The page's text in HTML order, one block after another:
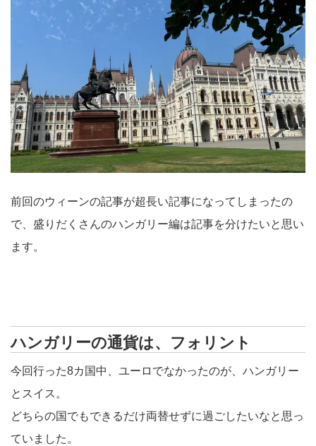
前回のウィーンの記事が超長い記事になってしまったの
で、盛りだくさんのハンガリー編は記事を分けたいと思い
ます。
ハンガリーの通貨は、フォリント
今回行った8カ国中、ユーロでなかったのが、ハンガリー
とスイス。
どちらの国でもできるだけ両替せずに過ごしたいなと思っ
ていました。